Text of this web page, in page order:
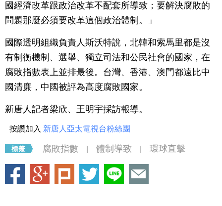
國經濟改革跟政治改革不配套所導致；要解決腐敗的
問題那麼必須要改革這個政治體制。」
國際透明組織負責人斯沃特說，北韓和索馬里都是沒
有制衡機制、選舉、獨立司法和公民社會的國家，在
腐敗指數表上並排最後。台灣、香港、澳門都遠比中
國清廉，中國被評為高度腐敗國家。
新唐人記者梁欣、王明宇採訪報導。
按讚加入 新唐人亞太電視台粉絲團
腐敗指數 體制導致 環球直擊